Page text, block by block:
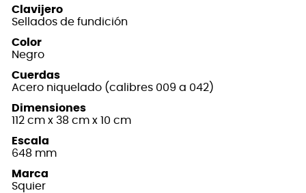
Clavijero
Sellados de fundición
Color
Negro
Cuerdas
Acero niquelado (calibres 009 a 042)
Dimensiones
112 cm x 38 cm x 10 cm
Escala
648 mm
Marca
Squier